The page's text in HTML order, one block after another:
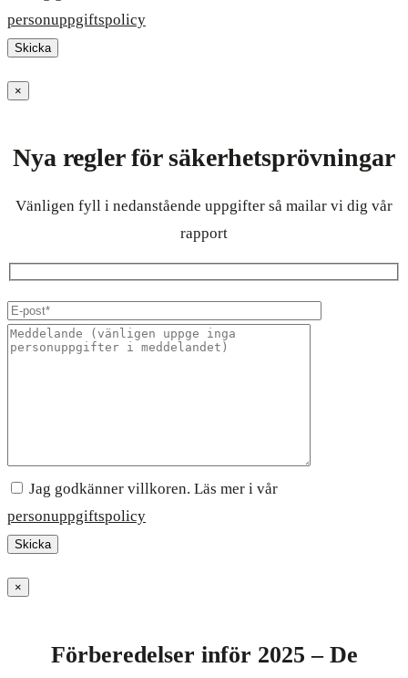
personuppgiftspolicy
×
Nya regler för säkerhetsprövningar
Vänligen fyll i nedanstående uppgifter så mailar vi dig vår
rapport
Jag godkänner villkoren. Läs mer i vår
personuppgiftspolicy
×
Förberedelser inför 2025 – De